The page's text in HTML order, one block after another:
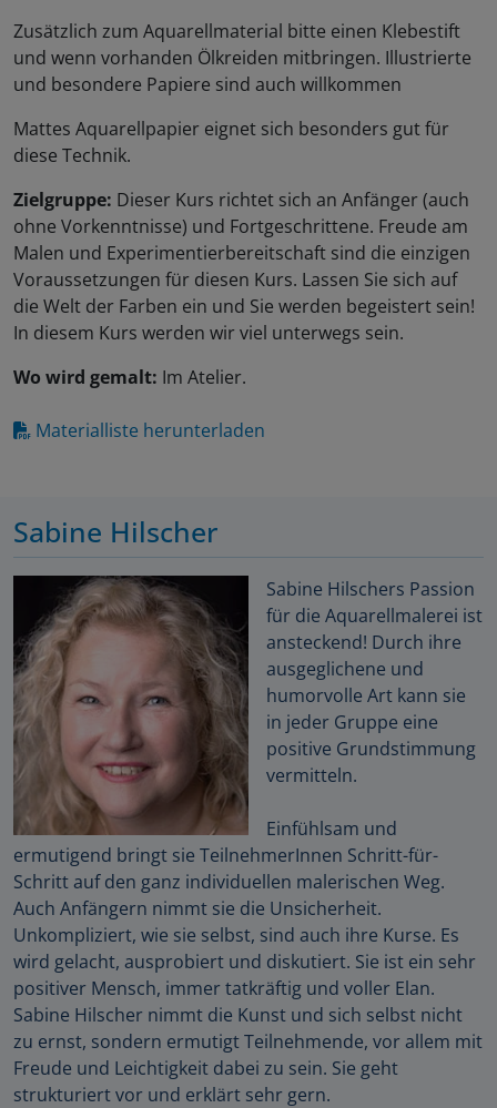
Zusätzlich zum Aquarellmaterial bitte einen Klebestift
und wenn vorhanden Ölkreiden mitbringen. Illustrierte
und besondere Papiere sind auch willkommen
Mattes Aquarellpapier eignet sich besonders gut für
diese Technik.
Zielgruppe: Dieser Kurs richtet sich an Anfänger (auch
ohne Vorkenntnisse) und Fortgeschrittene. Freude am
Malen und Experimentierbereitschaft sind die einzigen
Voraussetzungen für diesen Kurs. Lassen Sie sich auf
die Welt der Farben ein und Sie werden begeistert sein!
In diesem Kurs werden wir viel unterwegs sein.
Wo wird gemalt: Im Atelier.
Materialliste herunterladen
Sabine Hilscher
Sabine Hilschers Passion
für die Aquarellmalerei ist
ansteckend! Durch ihre
ausgeglichene und
humorvolle Art kann sie
in jeder Gruppe eine
positive Grundstimmung
vermitteln.
Einfühlsam und
ermutigend bringt sie TeilnehmerInnen Schritt-für-
Schritt auf den ganz individuellen malerischen Weg.
Auch Anfängern nimmt sie die Unsicherheit.
Unkompliziert, wie sie selbst, sind auch ihre Kurse. Es
wird gelacht, ausprobiert und diskutiert. Sie ist ein sehr
positiver Mensch, immer tatkräftig und voller Elan.
Sabine Hilscher nimmt die Kunst und sich selbst nicht
zu ernst, sondern ermutigt Teilnehmende, vor allem mit
Freude und Leichtigkeit dabei zu sein. Sie geht
strukturiert vor und erklärt sehr gern.